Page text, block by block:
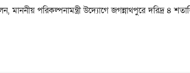
মাননীয় পরিকল্পনামন্ত্রী উদ্যোগে জগন্নাথপুরে দরিদ্র ৪